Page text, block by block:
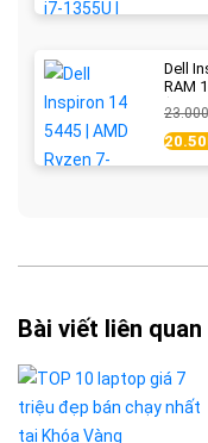
Dell
RAM
Bài viết liên quan